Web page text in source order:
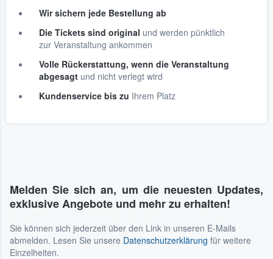
Wir sichern jede Bestellung ab
Die Tickets sind original und werden pünktlich
zur Veranstaltung ankommen
Volle Rückerstattung, wenn die Veranstaltung
abgesagt und nicht verlegt wird
Kundenservice bis zu Ihrem Platz
Melden Sie sich an, um die neuesten Updates,
exklusive Angebote und mehr zu erhalten!
Sie können sich jederzeit über den Link in unseren E-Mails
abmelden. Lesen Sie unsere Datenschutzerklärung für weitere
Einzelheiten.